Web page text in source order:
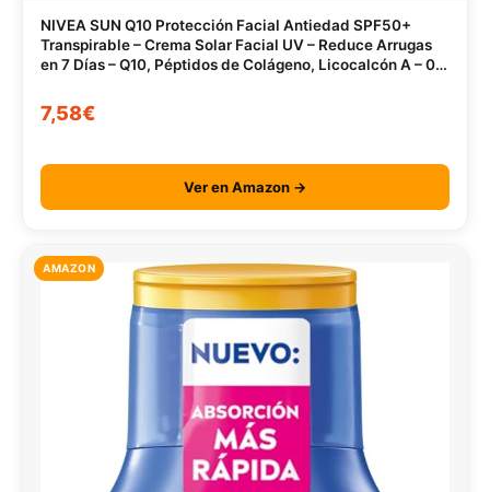
NIVEA SUN Q10 Protección Facial Antiedad SPF50+
Transpirable – Crema Solar Facial UV – Reduce Arrugas
en 7 Días – Q10, Péptidos de Colágeno, Licocalcón A – 0%
7,58€
Ver en Amazon →
AMAZON